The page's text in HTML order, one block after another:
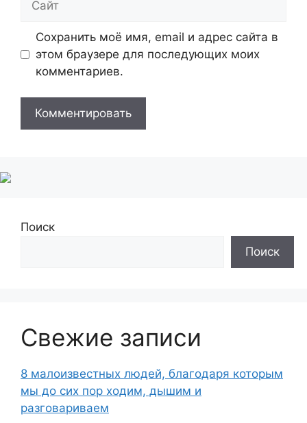
Сохранить моё имя, email и адрес сайта в
этом браузере для последующих моих
комментариев.
Поиск
Поиск
Свежие записи
8 малоизвестных людей, благодаря которым
мы до сих пор ходим, дышим и
разговариваем